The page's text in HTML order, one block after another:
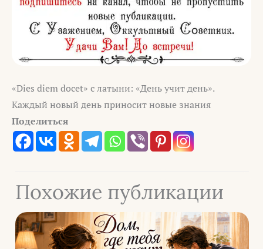
«Dies diem docet» с латыни: «День учит день».
Каждый новый день приносит новые знания
Поделиться
Похожие публикации